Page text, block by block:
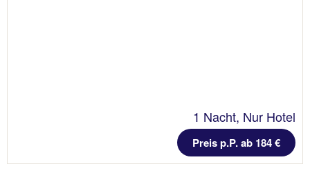
1 Nacht, Nur Hotel
Preis p.P. ab 184 €